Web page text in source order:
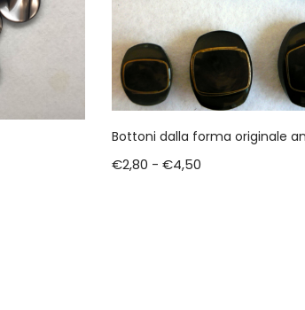
Bottoni dalla forma originale
€2,80 - €4,50